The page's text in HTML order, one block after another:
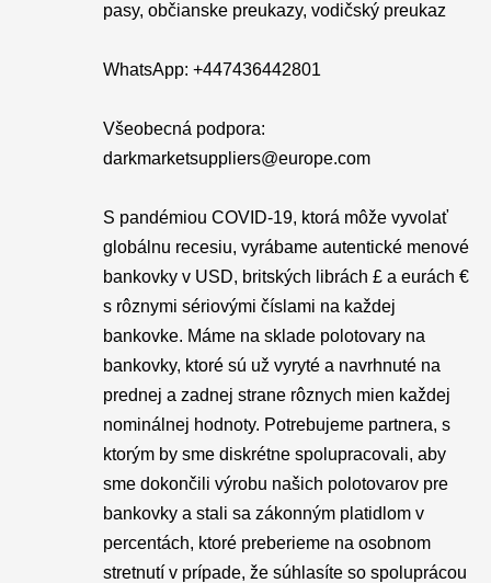
pasy, občianske preukazy, vodičský preukaz
WhatsApp: +447436442801
Všeobecná podpora:
darkmarketsuppliers@europe.com
S pandémiou COVID-19, ktorá môže vyvolať
globálnu recesiu, vyrábame autentické menové
bankovky v USD, britských librách £ a eurách €
s rôznymi sériovými číslami na každej
bankovke. Máme na sklade polotovary na
bankovky, ktoré sú už vyryté a navrhnuté na
prednej a zadnej strane rôznych mien každej
nominálnej hodnoty. Potrebujeme partnera, s
ktorým by sme diskrétne spolupracovali, aby
sme dokončili výrobu našich polotovarov pre
bankovky a stali sa zákonným platidlom v
percentách, ktoré preberieme na osobnom
stretnutí v prípade, že súhlasíte so spoluprácou